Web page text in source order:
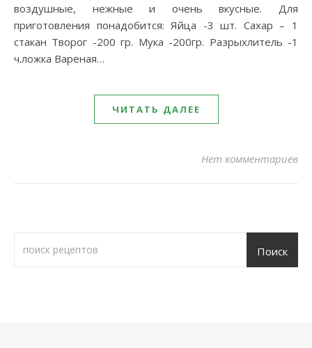
воздушные, нежные и очень вкусные. Для
приготовления понадобится: Яйца -3 шт. Сахар – 1
стакан Творог -200 гр. Мука -200гр. Разрыхлитель -1
ч.ложка Вареная…
ЧИТАТЬ ДАЛЕЕ
Нет комментариев
Поиск